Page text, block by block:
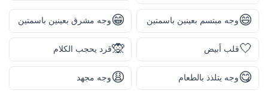
😄وجه مبتسم بعينين باسمتين 😁وجه مشرق بعينين باسمتين
🤍قلب أبيض 🙊قرد يحجب الكلام
😋وجه يتلذذ بالطعام 😩وجه مجهد